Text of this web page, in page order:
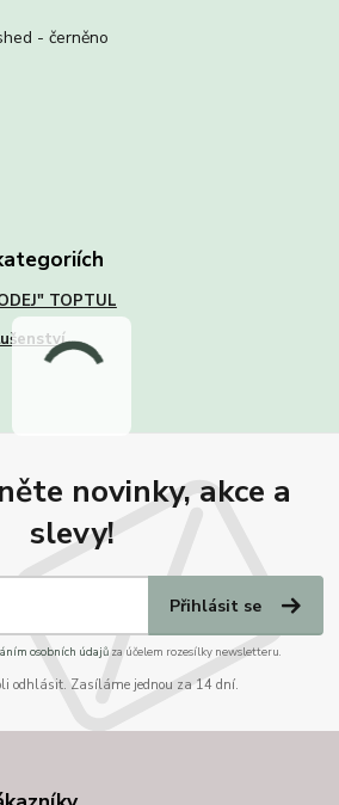
- černěno
TOPTUL
novinky, akce a
slevy!
Přihlásit se
osobních údajůza účelem rozesílky newsletteru.
odhlásit. Zasíláme jednou za 14 dní.